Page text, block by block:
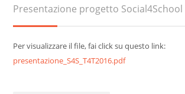
HelpDesk
Cerca
Presentazione progetto Social4School
Per visualizzare il file, fai click su questo link:
presentazione_S4S_T4T2016.pdf